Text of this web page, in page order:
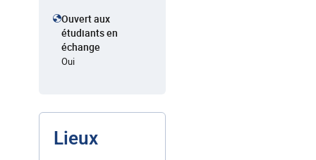
Ouvert aux
étudiants en
échange
Oui
Lieux